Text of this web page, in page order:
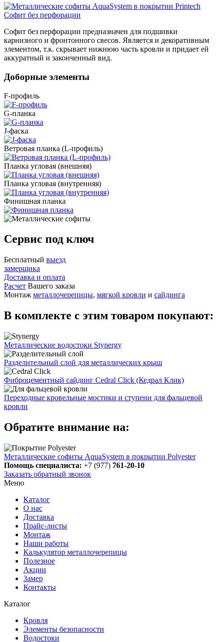
Софит без перфорации предназначен для подшивки
карнизного и фронтонного свесов. Является и декоративным
элементом, т.к. скрывает нижнюю часть кровли и придает ей
аккуратный и законченный вид.
Доборные элементы
F-профиль
G-планка
J-фаска
Ветровая планка (L-профиль)
Планка угловая (внешняя)
Планка угловая (внутренняя)
Финишная планка
Сервис под ключ
Бесплатный выезд
замерщика
Доставка и оплата
Расчет Вашего заказа
Монтаж металлочерепицы, мягкой кровли и сайдинга
В комплекте с этим товаром покупают:
Металлические водостоки Stynergy
Разделительный слой для металлических крыш
Фиброцементный сайдинг Cedral Click (Кедрал Клик)
Переходные кровельные мостики и ступени для фальцевой
кровли
Обратите внимание на:
Металлические софиты AquaSystem в покрытии Polyester
Помощь специалиста: +7 (977) 761-20-10
Заказать обратный звонок
Меню
Каталог
О нас
Доставка
Прайс-листы
Монтаж
Наши работы
Калькулятор металлочерепицы
Полезное
Акции
Замер
Контакты
Каталог
Кровля
Элементы безопасности
Водостоки